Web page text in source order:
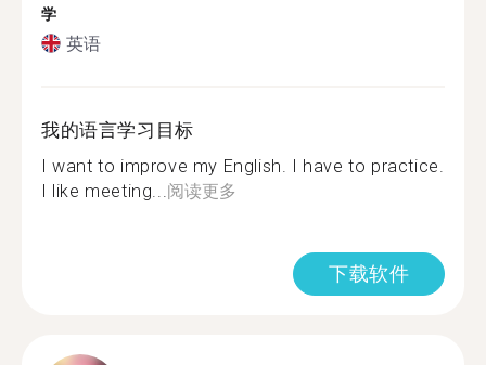
学
英语
我的语言学习目标
I want to improve my English. I have to practice.
I like meeting... 阅读更多
下载软件